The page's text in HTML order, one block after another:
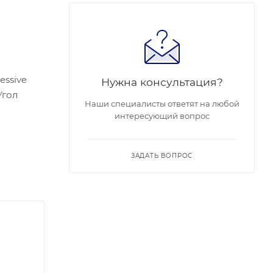
Нужна консультация?
Наши специалисты ответят на любой
интересующий вопрос
ЗАДАТЬ ВОПРОС